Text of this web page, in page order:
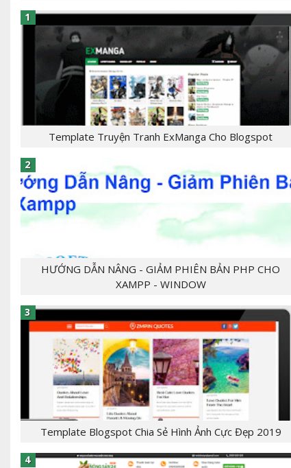
Template Truyện Tranh ExManga Cho Blogspot
ĐỀ:Template Bloger - NGÔN NGỮ: xml, html,css,js
- CHỨC NĂNG: label, responsive,, - Mẫu T...
HƯỚNG DẪN NÂNG - GIẢM PHIÊN BẢN PHP CHO
XAMPP - WINDOW
Template Blogspot Chia Sẻ Hình Ảnh Cực Đẹp 2019